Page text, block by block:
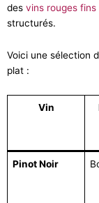
des vins rouges
structurés.
Voici une sélection
plat :
Vin
Pinot Noir